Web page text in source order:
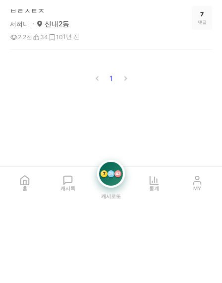
ㅂㄹㅅㅌㅈ
서혀니 신내2동
2.2천 34 101년 전
7
댓글
1
홈 캐시톡
7 21 42
캐시로또
통계 MY